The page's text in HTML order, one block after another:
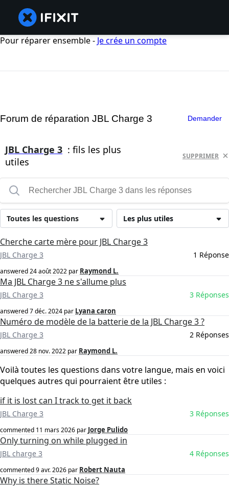
Pour réparer ensemble - Je crée un compte
Forum de réparation JBL Charge 3 Demander
JBL Charge 3 : fils les plus
utiles
SUPPRIMER
Les plus utiles
Toutes les questions
Cherche carte mère pour JBL Charge 3
JBL Charge 3 1 Réponse
answered24 août 2022 par Raymond L.
Ma JBL Charge 3 ne s'allume plus
JBL Charge 3 3 Réponses
answered7 déc. 2024 par Lyana caron
Numéro de modèle de la batterie de la JBL Charge 3 ?
JBL Charge 3 2 Réponses
answered28 nov. 2022 par Raymond L.
Voilà toutes les questions dans votre langue, mais en voici
quelques autres qui pourraient être utiles :
if it is lost can I track to get it back
JBL Charge 3 3 Réponses
commented 11 mars 2026 par Jorge Pulido
Only turning on while plugged in
JBL charge 3 4 Réponses
commented9 avr. 2026 par Robert Nauta
Why is there Static Noise?